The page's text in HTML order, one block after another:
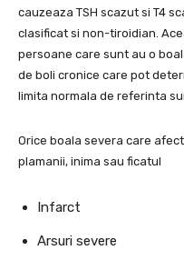
cauzeaza TSH scazut si T4
clasificat si non-tiroidian.
persoane care sunt au o
de boli cronice care pot
limita normala de referinta
Orice boala severa care
plamanii, inima sau ficatul
Infarct
Arsuri severe